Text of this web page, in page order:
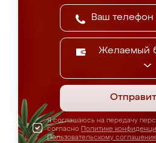
Желаемый
Я соглашаюсь на передачу
согласно Политике
Пользовательскому